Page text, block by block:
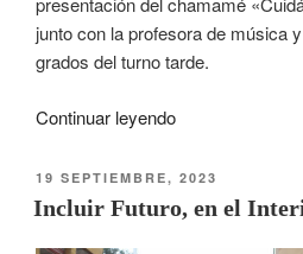
junto con la profesora de música
grados del turno tarde.
Continuar leyendo
19 SEPTIEMBRE, 2023
Incluir Futuro, en el